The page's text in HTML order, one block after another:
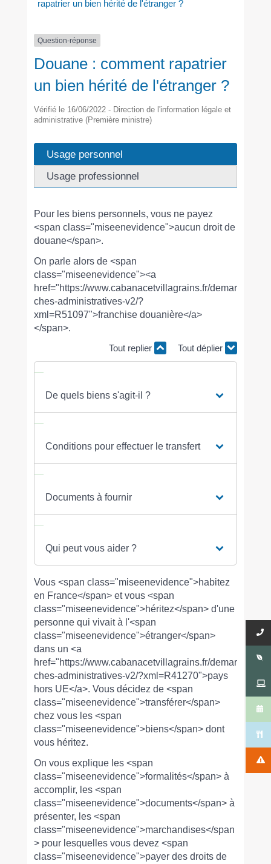
rapatrier un bien hérité de l'étranger ?
Question-réponse
Douane : comment rapatrier
un bien hérité de l'étranger ?
Vérifié le 16/06/2022 - Direction de l'information légale et
administrative (Première ministre)
Usage personnel
Usage professionnel
Pour les biens personnels, vous ne payez
<span class="miseenevidence">aucun droit de
douane</span>.
On parle alors de <span
class="miseenevidence"><a
href="https://www.cabanacetvillagrains.fr/demar
ches-administratives-v2/?
xml=R51097">franchise douanière</a>
</span>.
Tout replier Tout déplier
De quels biens s'agit-il ?
Conditions pour effectuer le transfert
Documents à fournir
Qui peut vous aider ?
Vous <span class="miseenevidence">habitez
en France</span> et vous <span
class="miseenevidence">héritez</span> d'une
personne qui vivait à l'<span
class="miseenevidence">étranger</span>
dans un <a
href="https://www.cabanacetvillagrains.fr/demar
ches-administratives-v2/?xml=R41270">pays
hors UE</a>. Vous décidez de <span
class="miseenevidence">transférer</span>
chez vous les <span
class="miseenevidence">biens</span> dont
vous héritez.
On vous explique les <span
class="miseenevidence">formalités</span> à
accomplir, les <span
class="miseenevidence">documents</span> à
présenter, les <span
class="miseenevidence">marchandises</span
> pour lesquelles vous devez <span
class="miseenevidence">payer des droits de